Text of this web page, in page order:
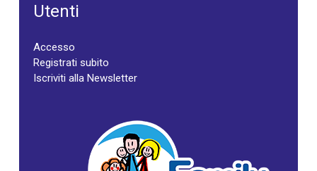
Utenti
Accesso
Registrati subito
Iscriviti alla Newsletter